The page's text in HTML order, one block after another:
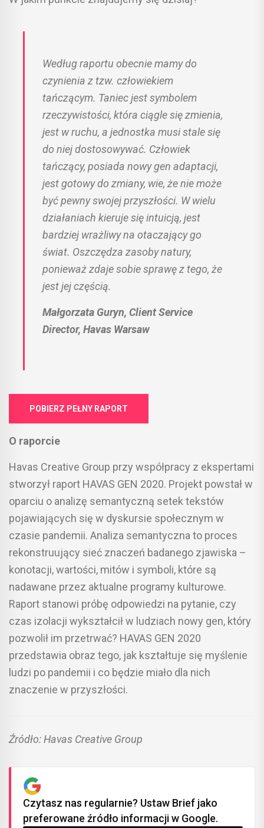
Według raportu obecnie mamy do
czynienia z tzw. człowiekiem
tańczącym. Taniec jest symbolem
rzeczywistości, która ciągle się zmienia,
jest w ruchu, a jednostka musi stale się
do niej dostosowywać. Człowiek
tańczący, posiada nowy gen adaptacji,
jest gotowy do zmiany, wie, że nie może
być pewny swojej przyszłości. W wielu
działaniach kieruje się intuicją, jest
bardziej wrażliwy na otaczający go
świat. Oszczędza zasoby natury,
ponieważ zdaje sobie sprawę z tego, że
jest jej częścią.
Małgorzata Guryn, Client Service
Director, Havas Warsaw
POBIERZ PEŁNY RAPORT
O raporcie
Havas Creative Group przy współpracy z ekspertami
stworzył raport HAVAS GEN 2020. Projekt powstał w
oparciu o analizę semantyczną setek tekstów
pojawiających się w dyskursie społecznym w
czasie pandemii. Analiza semantyczna to proces
rekonstruujący sieć znaczeń badanego zjawiska –
konotacji, wartości, mitów i symboli, które są
nadawane przez aktualne programy kulturowe.
Raport stanowi próbę odpowiedzi na pytanie, czy
czas izolacji wykształcił w ludziach nowy gen, który
pozwolił im przetrwać? HAVAS GEN 2020
przedstawia obraz tego, jak kształtuje się myślenie
ludzi po pandemii i co będzie miało dla nich
znaczenie w przyszłości.
Źródło: Havas Creative Group
Czytasz nas regularnie? Ustaw Brief jako
preferowane źródło informacji w Google.